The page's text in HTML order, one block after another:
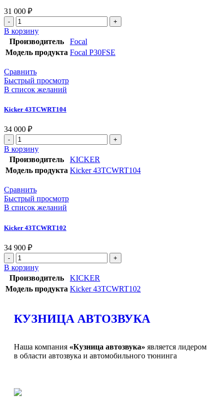
31 000 ₽
В корзину
Производитель
Focal
Модель продукта Focal P30FSE
Сравнить
Быстрый просмотр
В список желаний
Kicker 43TCWRT104
34 000 ₽
В корзину
Производитель
KICKER
Модель продукта Kicker 43TCWRT104
Сравнить
Быстрый просмотр
В список желаний
Kicker 43TCWRT102
34 900 ₽
В корзину
Производитель
KICKER
Модель продукта Kicker 43TCWRT102
КУЗНИЦА АВТОЗВУКА
Наша компания «Кузница автозвука» является лидером
в области автозвука и автомобильного тюнинга